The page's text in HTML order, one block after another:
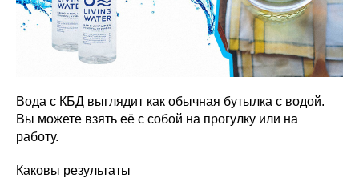
Вода с КБД выглядит как обычная бутылка с водой.
Вы можете взять её с собой на прогулку или на
работу.
Каковы результаты